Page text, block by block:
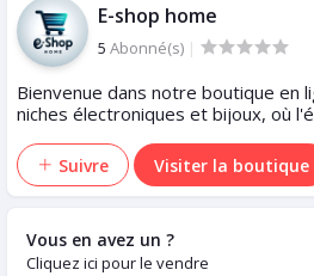
E-shop home
5 Abonné(s) |
Bienvenue dans notre boutique en
niches électroniques et bijoux, où
innovation chez nous.
Suivre Visiter la boutique
Vous en avez un ?
Cliquez ici pour le vendre